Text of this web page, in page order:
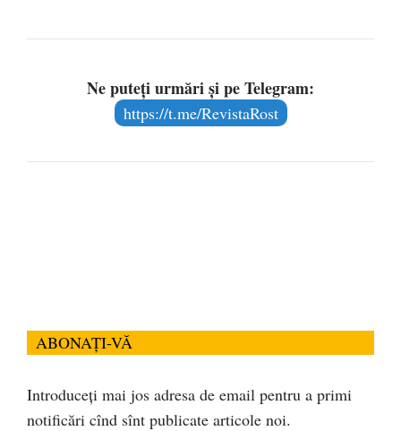
Ne puteți urmări și pe Telegram:
https://t.me/RevistaRost
ABONAȚI-VĂ
Introduceți mai jos adresa de email pentru a primi
notificări cînd sînt publicate articole noi.